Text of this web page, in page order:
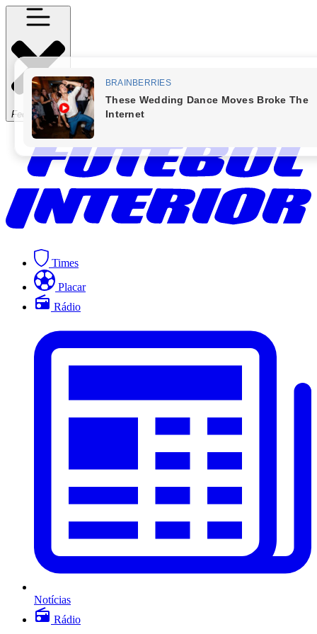
Fechar Menu
Times
Placar
Rádio
Notícias
Rádio